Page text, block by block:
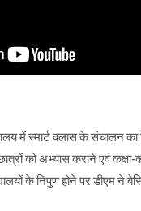
में स्मार्ट क्लास के संचालन
को अभ्यास कराने एवं
के निपुण होने पर डीएम ने